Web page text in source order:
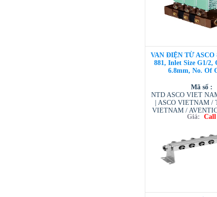
VAN ĐIỆN TỪ ASCO
881, Inlet Size G1/2,
6.8mm, No. Of
Mã số :
NTD ASCO VIET
| ASCO VIETNAM /
VIETNAM /
/ TESCOM
Giá: Call